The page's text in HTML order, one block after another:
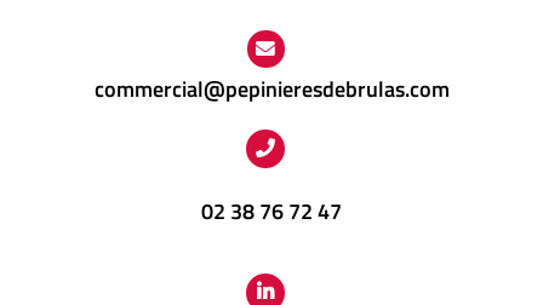
commercial@pepinieresdebrulas.com
02 38 76 72 47